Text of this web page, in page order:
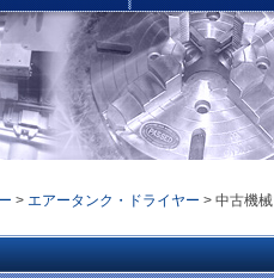
> エアータンク・ドライヤー > 中古機